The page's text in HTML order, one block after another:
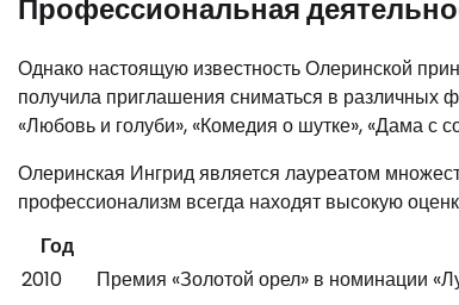
Профессиональная
Однако настоящую известность Олеринской
получила приглашения сниматься в различных
«Любовь и голуби», «Комедия о шутке», «Дама с
Олеринская Ингрид является лауреатом
профессионализм всегда находят высокую
Год
2010
Премия «Золотой орел» в номинации